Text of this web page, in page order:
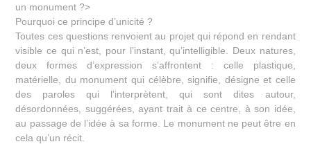
un monument ?>
Pourquoi ce principe d’unicité ?
Toutes ces questions renvoient au projet qui répond en rendant
visible ce qui n’est, pour l’instant, qu’intelligible. Deux natures,
deux formes d’expression s’affrontent : celle plastique,
matérielle, du monument qui célèbre, signifie, désigne et celle
des paroles qui l’interprètent, qui sont dites autour,
désordonnées, suggérées, ayant trait à ce centre, à son idée,
au passage de l’idée à sa forme. Le monument ne peut être en
cela qu’un récit.